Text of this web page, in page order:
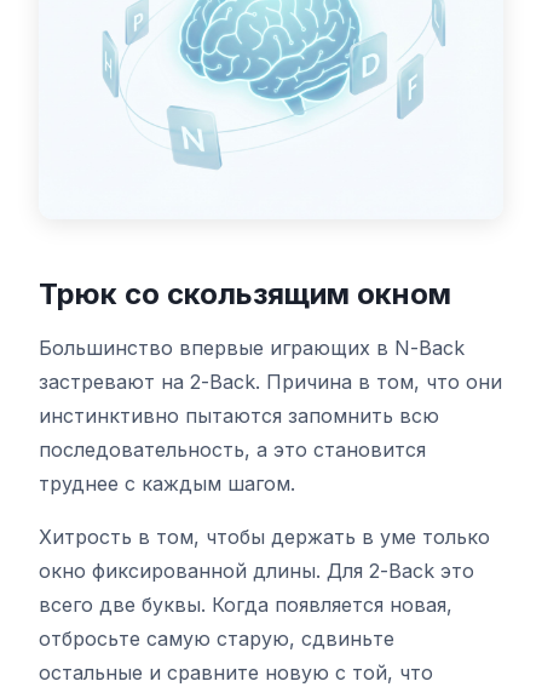
RU
Трюк со скользящим окном
Большинство впервые играющих в N-Back
застревают на 2-Back. Причина в том, что они
инстинктивно пытаются запомнить всю
последовательность, а это становится
труднее с каждым шагом.
Хитрость в том, чтобы держать в уме только
окно фиксированной длины. Для 2-Back это
всего две буквы. Когда появляется новая,
отбросьте самую старую, сдвиньте
остальные и сравните новую с той, что